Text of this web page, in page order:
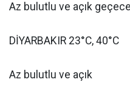
Az bulutlu ve açık
DİYARBAKIR 23°C, 40°C
Az bulutlu ve açık